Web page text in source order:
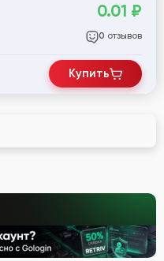
0.01 ₽
0 отзывов
Купить